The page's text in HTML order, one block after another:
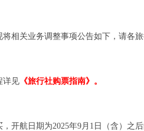
关业务调整事项公告如下，请各旅
详见 《旅行社购票指南》。
航日期为2025年9月1日（含）之